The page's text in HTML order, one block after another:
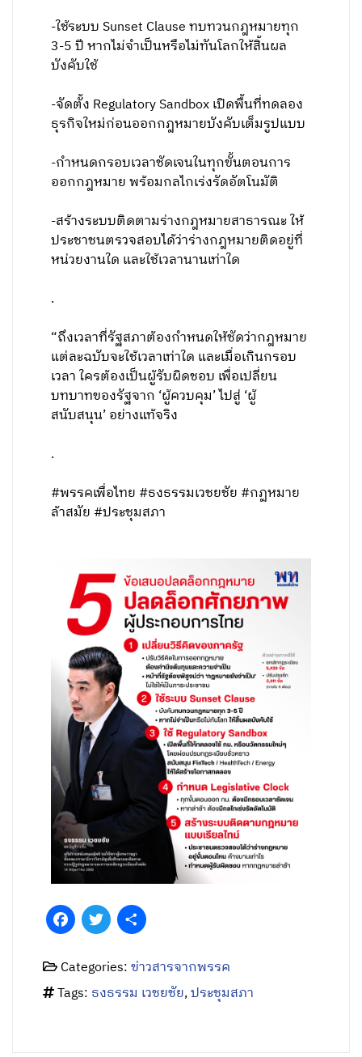
-ใช้ระบบ Sunset Clause ทบทวนกฎหมายทุก
3-5 ปี หากไม่จำเป็นหรือไม่ทันโลกให้สิ้นผล
บังคับใช้
-จัดตั้ง Regulatory Sandbox เปิดพื้นที่ทดลอง
ธุรกิจใหม่ก่อนออกกฎหมายบังคับเต็มรูปแบบ
-กำหนดกรอบเวลาชัดเจนในทุกขั้นตอนการ
ออกกฎหมาย พร้อมกลไกเร่งรัดอัตโนมัติ
-สร้างระบบติดตามร่างกฎหมายสาธารณะ ให้
ประชาชนตรวจสอบได้ว่าร่างกฎหมายติดอยู่ที่
หน่วยงานใด และใช้เวลานานเท่าใด
.
“ถึงเวลาที่รัฐสภาต้องกำหนดให้ชัดว่ากฎหมาย
แต่ละฉบับจะใช้เวลาเท่าใด และเมื่อเกินกรอบ
เวลา ใครต้องเป็นผู้รับผิดชอบ เพื่อเปลี่ยน
บทบาทของรัฐจาก ‘ผู้ควบคุม’ ไปสู่ ‘ผู้
สนับสนุน’ อย่างแท้จริง
.
#พรรคเพื่อไทย #ธงธรรมเวชยชัย #กฏหมาย
ล้าสมัย #ประชุมสภา
FacebookTwitter
Categories:ข่าวสารจากพรรค
Tags: ธงธรรม เวชยชัย,ประชุมสภา